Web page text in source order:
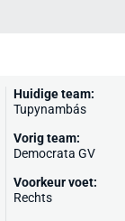
Huidige team:
Tupynambás
Vorig team:
Democrata GV
Voorkeur voet:
Rechts